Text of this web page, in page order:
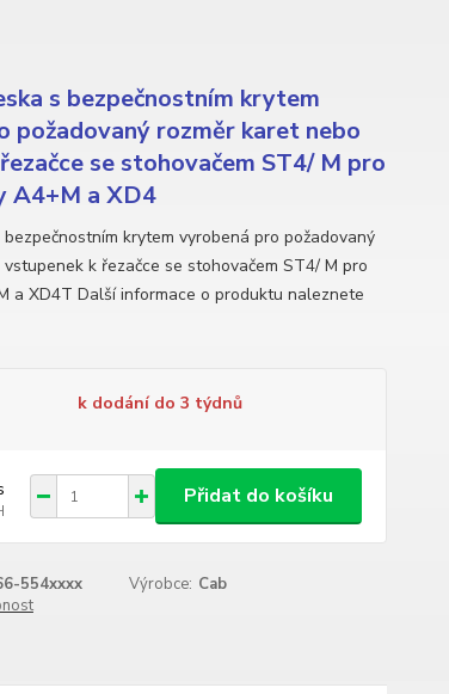
s bezpečnostním krytem
požadovaný rozměr karet nebo
se stohovačem ST4/ M pro
A4+M a XD4
krytem vyrobená pro požadovaný
k řezačce se stohovačem ST4/ M pro
a XD4T Další informace o produktu naleznete
k dodání do 3 týdnů
Přidat do košíku
554xxxx Výrobce: Cab